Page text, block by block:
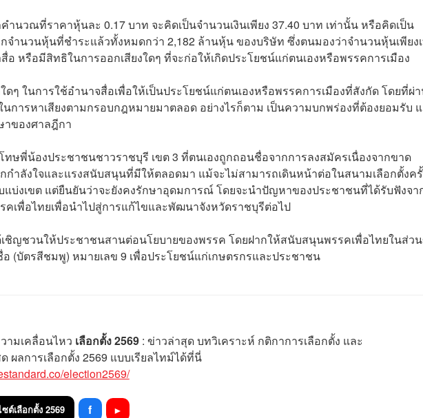
นวณที่ราคาหุ้นละ 0.17 บาท จะคิดเป็นจำนวนเงินเพียง 37.40 บาท เท่านั้น หรือคิดเป็น
กจำนวนหุ้นที่ชำระแล้วทั้งหมดกว่า 2,182 ล้านหุ้น ของบริษัท ซึ่งตนมองว่าจำนวนหุ้นเพียง
อ หรือมีสิทธิในการออกเสียงใดๆ ที่จะก่อให้เกิดประโยชน์แก่ตนเองหรือพรรคการเมือง
ๆ ในการใช้อำนาจสื่อเพื่อให้เป็นประโยชน์แก่ตนเองหรือพรรคการเมืองที่สังกัด โดยที่ผ่
นการหาเสียงตามกรอบกฎหมายมาตลอด อย่างไรก็ตาม เป็นความบกพร่องที่ต้องยอมรับ
ของศาลฎีกา
ษพี่น้องประชาชนชาวราชบุรี เขต 3 ที่ตนเองถูกถอนชื่อจากการลงสมัครเนื่องจากขาด
ลังใจและแรงสนับสนุนที่มีให้ตลอดมา แม้จะไม่สามารถเดินหน้าต่อในสนามเลือกตั้งค
แบ่งเขต แต่ยืนยันว่าจะยังคงรักษาอุดมการณ์ โดยจะนำปัญหาของประชาชนที่ได้รับฟังจา
คเพื่อไทยเพื่อนำไปสู่การแก้ไขและพัฒนาจังหวัดราชบุรีต่อไป
ชิญชวนให้ประชาชนสานต่อนโยบายของพรรค โดยฝากให้สนับสนุนพรรคเพื่อไทยในส่ว
(บัตรสีชมพู) หมายเลข 9 เพื่อประโยชน์แก่เกษตรกรและประชาชน
ามเคลื่อนไหว เลือกตั้ง 2569: ข่าวล่าสุด บทวิเคราะห์ กติกาการเลือกตั้ง และ
ผลการเลือกตั้ง 2569 แบบเรียลไทม์ได้ที่นี่
election2569/
ต์เลือกตั้ง 2569 f ►